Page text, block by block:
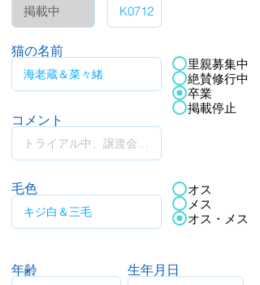
猫の名前
コメント
里親募集中
絶賛修行中
卒業
掲載停止
毛色
オス
メス
オス・メス
年齢 生年月日